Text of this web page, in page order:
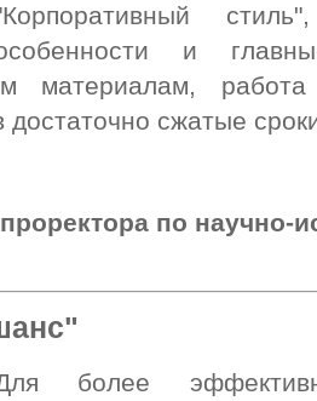
и
материалам,
достаточно сжатые
по научно-
более